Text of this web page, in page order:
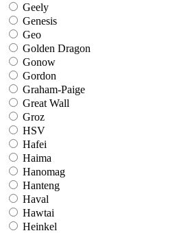
Geely
Genesis
Geo
Golden Dragon
Gonow
Gordon
Graham-Paige
Great Wall
Groz
HSV
Hafei
Haima
Hanomag
Hanteng
Haval
Hawtai
Heinkel